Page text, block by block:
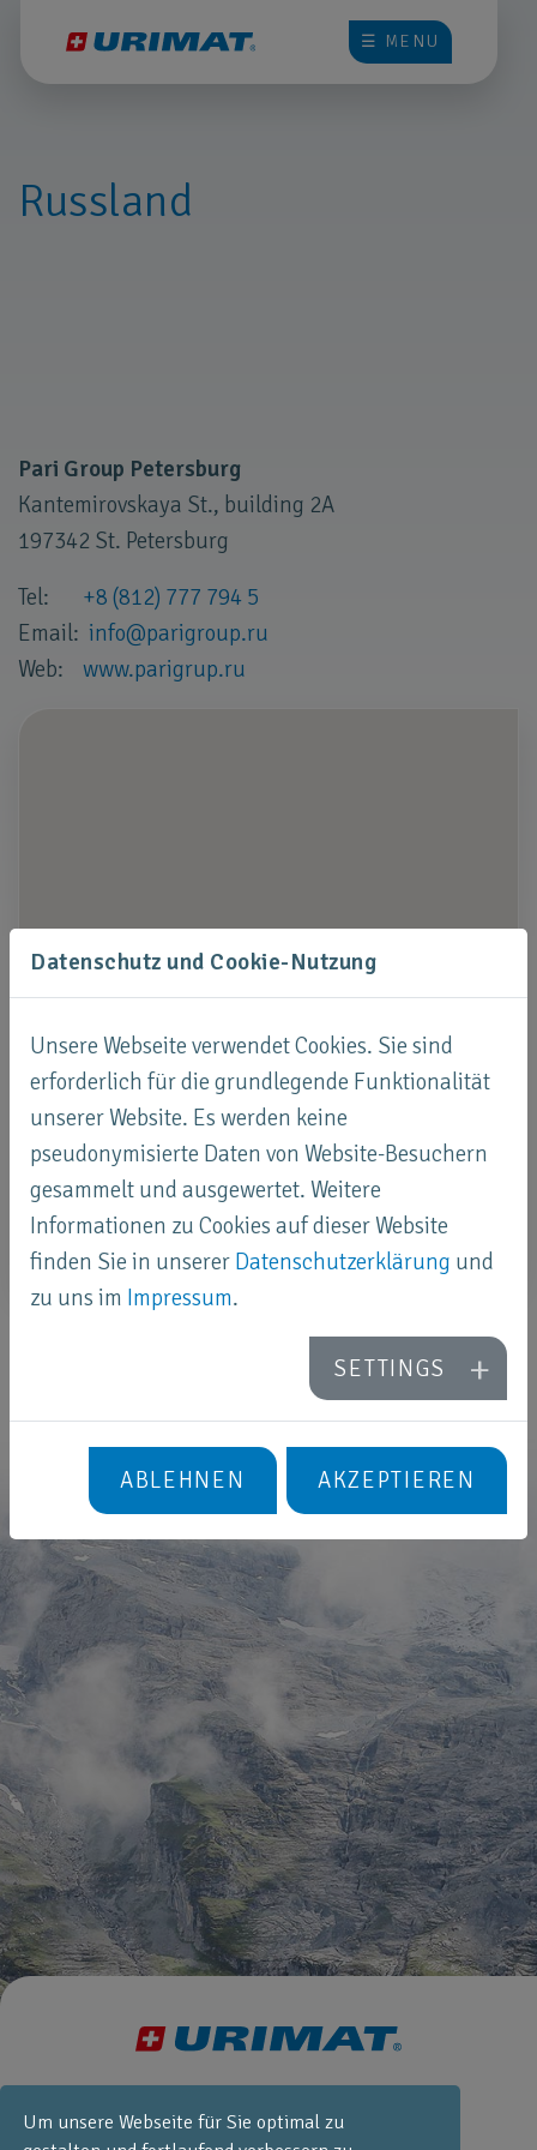
Um unsere Webseite für Sie optimal zu
☰ MENU
Russland
Pari Group Petersburg
Kantemirovskaya St., building 2A
197342 St. Petersburg
Tel: +8 (812) 777 794 5
Email: info@parigroup.ru
Web: www.parigrup.ru
+41 55 251 52
30
Datenschutz und Cookie-Nutzung
Unsere Webseite verwendet Cookies. Sie sind
erforderlich für die grundlegende Funktionalität
unserer Website. Es werden keine
pseudonymisierte Daten von Website-Besuchern
gesammelt und ausgewertet. Weitere
Informationen zu Cookies auf dieser Website
finden Sie in unserer Datenschutzerklärung und
zu uns im Impressum.
SETTINGS
ABLEHNEN AKZEPTIEREN